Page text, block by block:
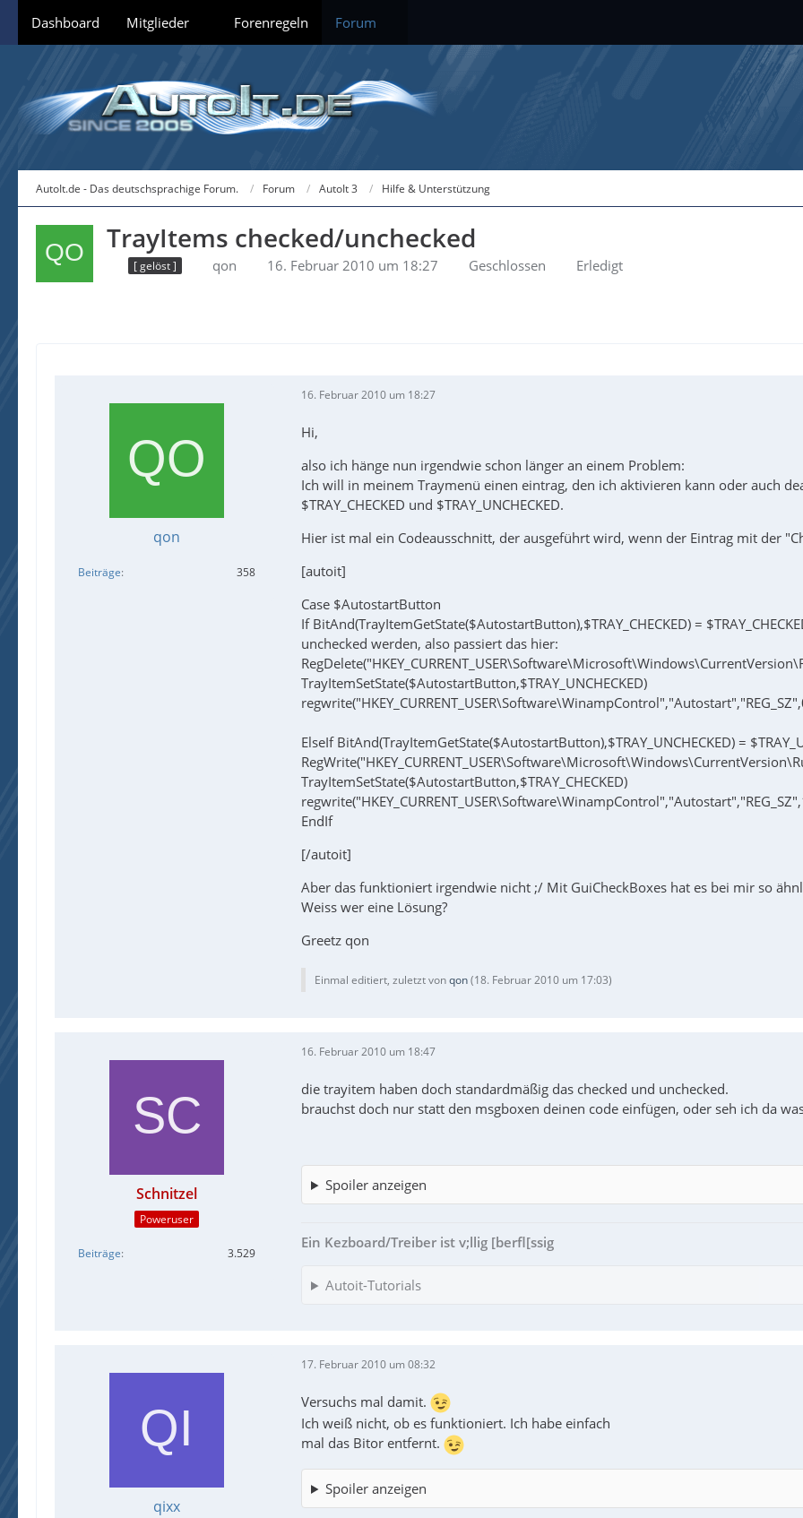
Dashboard Mitglieder Forenregeln Forum
AutoIt.de - Das deutschsprachige Forum. Forum AutoIt 3 Hilfe & Unterstützung
TrayItems checked/unchecked
[ gelöst ] qon 16. Februar 2010 um 18:27 Geschlossen Erledigt
qon
Beiträge 358
16. Februar 2010 um 18:27
Hi,
also ich hänge nun irgendwie schon länger an einem Problem:
Ich will in meinem Traymenü einen eintrag, den ich aktivieren kann oder auch
$TRAY_CHECKED und $TRAY_UNCHECKED.
Hier ist mal ein Codeausschnitt, der ausgeführt wird, wenn der Eintrag mit der
[autoit]
Case $AutostartButton
If BitAnd(TrayItemGetState($AutostartButton),$TRAY_CHECKED) =
unchecked werden, also passiert das hier:
TrayItemSetState($AutostartButton,$TRAY_UNCHECKED)
ElseIf BitAnd(TrayItemGetState($AutostartButton),$TRAY_UNCHECKED) =
TrayItemSetState($AutostartButton,$TRAY_CHECKED)
EndIf
[/autoit]
Aber das funktioniert irgendwie nicht ;/ Mit GuiCheckBoxes hat es bei mir so
Weiss wer eine Lösung?
Greetz qon
Einmal editiert, zuletzt vonqon(18. Februar 2010 um 17:03)
Schnitzel
Poweruser
Beiträge 3.529
16. Februar 2010 um 18:47
die trayitem haben doch standardmäßig das checked und unchecked.
brauchst doch nur statt den msgboxen deinen code einfügen, oder seh ich da
Spoiler anzeigen
Ein Kezboard/Treiber ist v;llig [berfl[ssig
Autoit-Tutorials
qixx
17. Februar 2010 um 08:32
Versuchs mal damit.
Ich weiß nicht, ob es funktioniert. Ich habe einfach
mal das Bitor entfernt.
Spoiler anzeigen